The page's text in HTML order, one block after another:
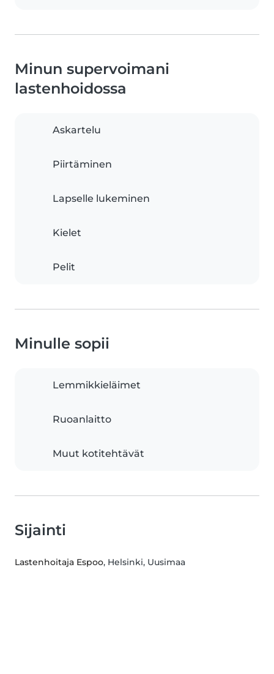
Minun supervoimani
lastenhoidossa
Askartelu
Piirtäminen
Lapselle lukeminen
Kielet
Pelit
Minulle sopii
Lemmikkieläimet
Ruoanlaitto
Muut kotitehtävät
Sijainti
Lastenhoitaja Espoo, Helsinki, Uusimaa